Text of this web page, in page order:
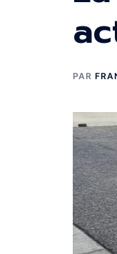
PAR